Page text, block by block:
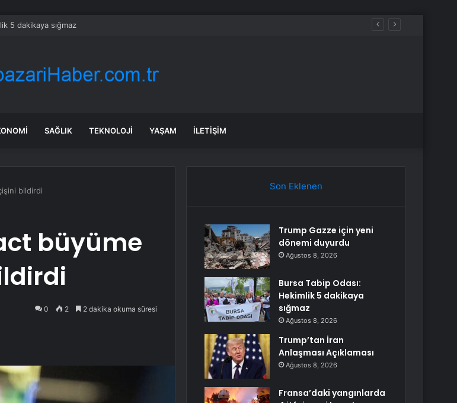
5 dakikaya sığmaz
SAĞLIK TEKNOLOJI YAŞAM İLETIŞIM
bildirdi
büyüme
0 2 2 dakika okuma süresi
Son Eklenen
Trump Gazze için yeni
dönemi duyurdu
Ağustos 8, 2026
Bursa Tabip Odası:
Hekimlik 5 dakikaya
sığmaz
Ağustos 8, 2026
Trump’tan İran
Anlaşması Açıklaması
Ağustos 8, 2026
Fransa’daki yangınlarda